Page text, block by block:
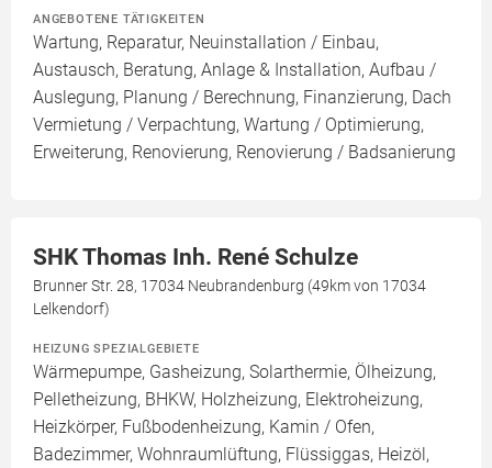
ANGEBOTENE TÄTIGKEITEN
Wartung, Reparatur, Neuinstallation / Einbau,
Austausch, Beratung, Anlage & Installation, Aufbau /
Auslegung, Planung / Berechnung, Finanzierung, Dach
Vermietung / Verpachtung, Wartung / Optimierung,
Erweiterung, Renovierung, Renovierung / Badsanierung
SHK Thomas Inh. René Schulze
Brunner Str. 28, 17034 Neubrandenburg (49km von 17034
Lelkendorf)
HEIZUNG SPEZIALGEBIETE
Wärmepumpe, Gasheizung, Solarthermie, Ölheizung,
Pelletheizung, BHKW, Holzheizung, Elektroheizung,
Heizkörper, Fußbodenheizung, Kamin / Ofen,
Badezimmer, Wohnraumlüftung, Flüssiggas, Heizöl,